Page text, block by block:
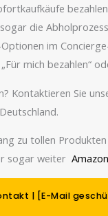
die
im
mich bezahlen“
Kontaktieren Sie
zu tollen
sogar weiter
| [E-Mail